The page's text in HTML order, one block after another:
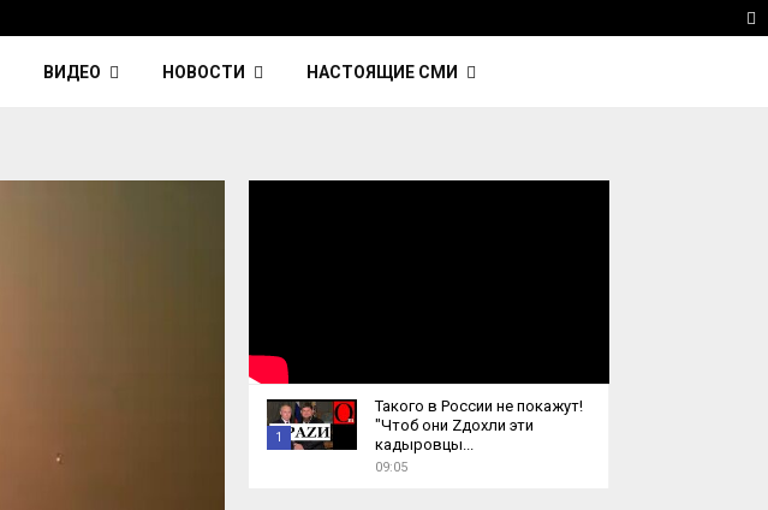
Reuters: Китай продал
ВИДЕО НОВОСТИ НАСТОЯЩИЕ СМИ
1
Такого в России не покажут!
"Чтоб они Zдохли эти
кадыровцы...
09:05